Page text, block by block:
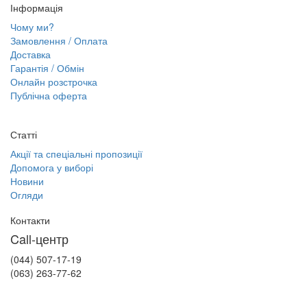
Інформація
Чому ми?
Замовлення / Оплата
Доставка
Гарантія / Обмін
Онлайн розстрочка
Публічна оферта
Статті
Акції та спеціальні пропозиції
Допомога у виборі
Новини
Огляди
Контакти
Call-центр
(044) 507-17-19
(063) 263-77-62